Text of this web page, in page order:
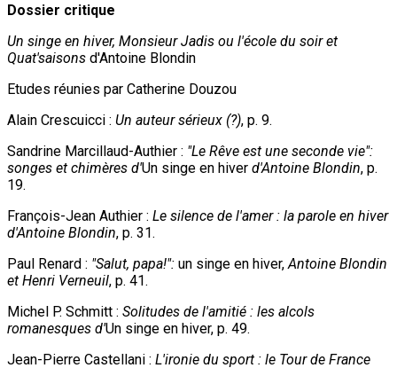
Dossier critique
Un singe en hiver, Monsieur Jadis ou l'école du soir et
Quat'saisons d'Antoine Blondin
Etudes réunies par Catherine Douzou
Alain Crescuicci : Un auteur sérieux (?), p. 9.
Sandrine Marcillaud-Authier : "Le Rêve est une seconde vie":
songes et chimères d'Un singe en hiver d'Antoine Blondin, p.
19.
François-Jean Authier : Le silence de l'amer : la parole en hiver
d'Antoine Blondin, p. 31.
Paul Renard : "Salut, papa!": un singe en hiver,Antoine Blondin
et Henri Verneuil, p. 41.
Michel P. Schmitt : Solitudes de l'amitié : les alcols
romanesques d'Un singe en hiver, p. 49.
Jean-Pierre Castellani : L'ironie du sport : le Tour de France